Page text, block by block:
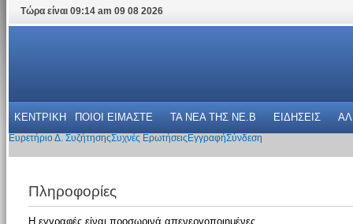
Τώρα είναι 09:14 am 09 08 2026
ΚΕΝΤΡΙΚΗ ΠΟΙΟΙ ΕΙΜΑΣΤΕ ΤΑ ΝΕΑ THΣ NE.B ΕΙΔΗΣΕΙΣ
Ευρετήριο Δ. ΣυζήτησηςΣυχνές Ερωτήσεις ΕγγραφήΣύνδεση
Πληροφορίες
Η εγγραφές είναι προσωρινά απενεργοποιημένες.